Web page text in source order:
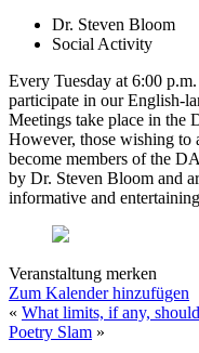
Dr. Steven Bloom
Social Activity
Every Tuesday at 6:00
participate in our English-
Meetings take place in the
However, those wishing to
become members of the
by Dr. Steven Bloom and
informative and
Veranstaltung merken
Zum Kalender hinzufügen
« What limits, if any,
Poetry Slam »